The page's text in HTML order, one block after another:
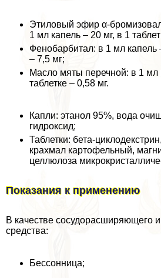
Этиловый эфир α-
1 мл капель – 20 мг, в 1
Фенобарбитал: в 1 мл капель
– 7,5 мг;
Масло мяты перечной: в 1 мл
таблетке – 0,58 мг.
Капли: этанол 95%, вода
гидроксид;
Таблетки: бета-
крахмал картофельный,
целлюлоза
Показания к применению
В качестве сосудорасширяющего
средства:
Бессонница;